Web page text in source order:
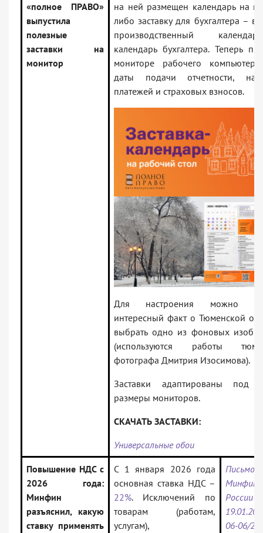
«полное ПРАВО»
выпустила
полезные
заставки на
монитор
на ней размещен календарь на
либо заставку для бухгалтера –
производственный
календарь бухгалтера. Теперь
мониторе рабочего
даты подачи отчетности,
платежей и страховых взносов.
Для настроения можно
интересный факт о Тюменской
выбрать одно из фоновых
(используются работы
фотографа Дмитрия Изосимова).
Заставки адаптированы под
размеры мониторов.
СКАЧАТЬ ЗАСТАВКИ:
Универсальные обои
Повышение НДС с
2026 года:
Минфин
разъяснил, какую
ставку применять
С 1 января 2026 года
основная ставка НДС –
22%. Исключений по
товарам (работам,
услугам),
Письмо
Минфина
06-06/